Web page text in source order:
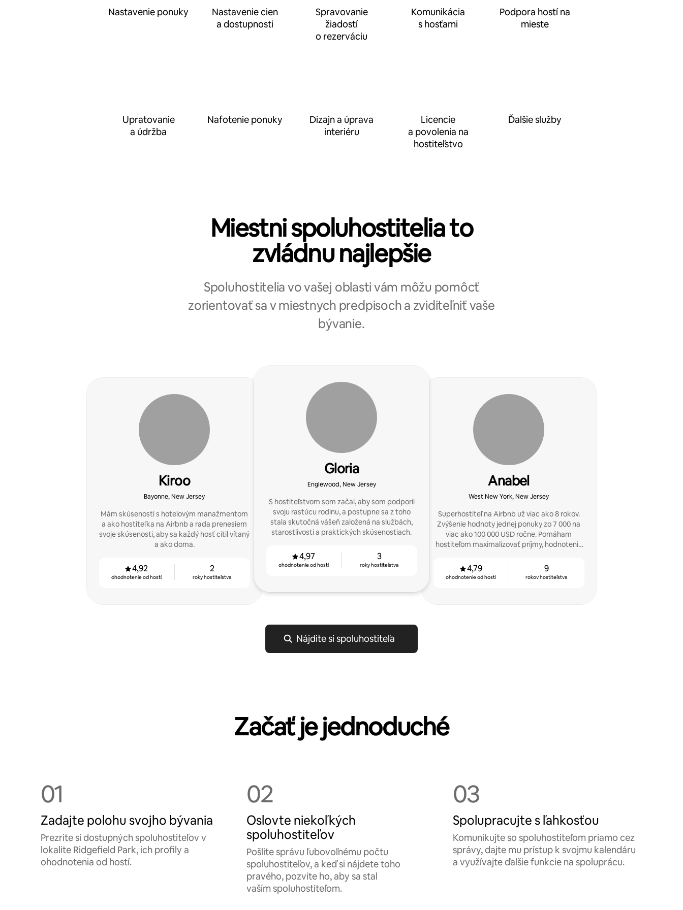
Nastavenie ponuky
Nastavenie cien
a dostupnosti
Spravovanie
žiadostí
o rezerváciu
Komunikácia
s hosťami
Podpora hostí na
mieste
Upratovanie
a údržba
Nafotenie ponuky
Dizajn a úprava
interiéru
Licencie
a povolenia na
hostiteľstvo
Ďalšie služby
Miestni spoluhostitelia to
zvládnu najlepšie
Spoluhostitelia vo vašej oblasti vám môžu pomôcť
zorientovať sa v miestnych predpisoch a zviditeľniť vaše
bývanie.
Kiroo
Bayonne, New Jersey
Mám skúsenosti s hotelovým manažmentom
a ako hostiteľka na Airbnb a rada prenesiem
svoje skúsenosti, aby sa každý hosť cítil vítaný
a ako doma.
4,92
ohodnotenie od hostí
2
roky hostiteľstva
Gloria
Englewood, New Jersey
S hostiteľstvom som začal, aby som podporil
svoju rastúcu rodinu, a postupne sa z toho
stala skutočná vášeň založená na službách,
starostlivosti a praktických skúsenostiach.
4,97
ohodnotenie od hostí
3
roky hostiteľstva
Anabel
West New York, New Jersey
Superhostiteľ na Airbnb už viac ako 8 rokov.
Zvýšenie hodnoty jednej ponuky zo 7 000 na
viac ako 100 000 USD ročne. Pomáham
hostiteľom maximalizovať príjmy, hodnotenia
4,79
ohodnotenie od hostí
9
rokov hostiteľstva
Nájdite si spoluhostiteľa
Začať je jednoduché
01
Zadajte polohu svojho bývania
Prezrite si dostupných spoluhostiteľov v
lokalite Ridgefield Park, ich profily a
ohodnotenia od hostí.
02
Oslovte niekoľkých
spoluhostiteľov
Pošlite správu ľubovoľnému počtu
spoluhostiteľov, a keď si nájdete toho
pravého, pozvite ho, aby sa stal
vaším spoluhostiteľom.
03
Spolupracujte s ľahkosťou
Komunikujte so spoluhostiteľom priamo cez
správy, dajte mu prístup k svojmu kalendáru
a využívajte ďalšie funkcie na spoluprácu.